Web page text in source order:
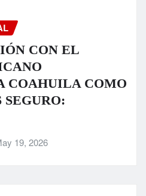
CON EL
COAHUILA COMO
SEGURO:
19, 2026